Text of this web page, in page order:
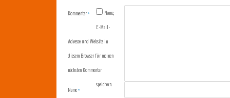
Kommentar*
Name*
Name,
E-Mail-
Adresse und Website in
diesem Browser für meinen
nächsten Kommentar
speichern.